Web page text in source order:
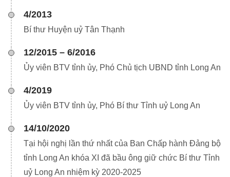
4/2013
Bí thư Huyện uỷ Tân Thạnh
12/2015 – 6/2016
Ủy viên BTV tỉnh ủy, Phó Chủ tịch UBND tỉnh Long An
4/2019
Ủy viên BTV tỉnh ủy, Phó Bí thư Tỉnh uỷ Long An
14/10/2020
Tại hội nghị lần thứ nhất của Ban Chấp hành Đảng bộ
tỉnh Long An khóa XI đã bầu ông giữ chức Bí thư Tỉnh
uỷ Long An nhiệm kỳ 2020-2025